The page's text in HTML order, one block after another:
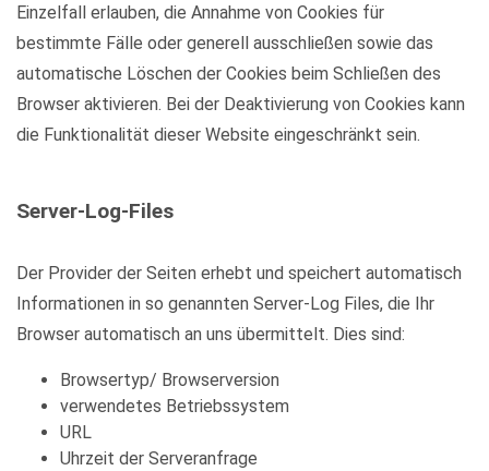
Einzelfall erlauben, die Annahme von Cookies für
bestimmte Fälle oder generell ausschließen sowie das
automatische Löschen der Cookies beim Schließen des
Browser aktivieren. Bei der Deaktivierung von Cookies kann
die Funktionalität dieser Website eingeschränkt sein.
Server-Log-Files
Der Provider der Seiten erhebt und speichert automatisch
Informationen in so genannten Server-Log Files, die Ihr
Browser automatisch an uns übermittelt. Dies sind:
Browsertyp/ Browserversion
verwendetes Betriebssystem
URL
Uhrzeit der Serveranfrage